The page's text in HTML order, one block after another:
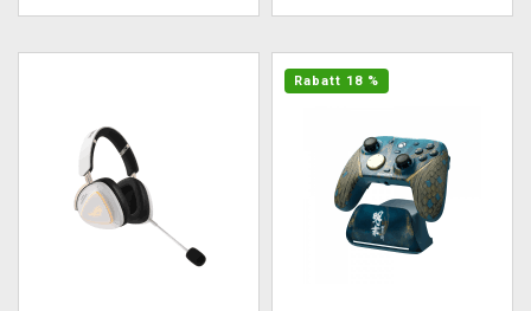
Rabatt 18 %